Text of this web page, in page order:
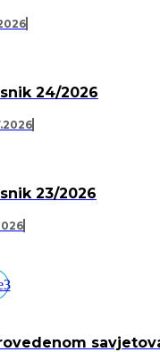
24/2026
23/2026
3